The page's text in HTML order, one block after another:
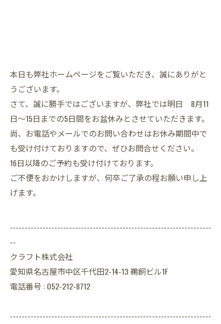
本日も弊社ホームページをご覧いただき、誠にありがと
うございます。
さて、誠に勝手ではございますが、弊社では明日 8月11
日～15日までの5日間をお盆休みとさせていただきます。
尚、お電話やメールでのお問い合わせはお休み期間中で
も受け付けておりますので、ぜひお問合せください。
16日以降のご予約も受け付けております。
ご不便をおかけしますが、何卒ご了承の程お願い申し上
げます。
--------------------------------------------------------------------
--
クラフト株式会社
愛知県名古屋市中区千代田2-14-13 鵜飼ビル1F
電話番号 : 052-212-8712
--------------------------------------------------------------------